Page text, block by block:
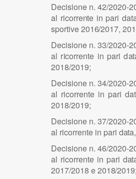
Decisione n.42/2020-2
al ricorrente in pari dat
sportive 2016/2017, 201
Decisione n. 33/2020-2
al ricorrente in pari dat
2018/2019;
Decisione n. 34/2020-2
al ricorrente in pari dat
2018/2019;
Decisione n. 37/2020-2
al ricorrente in pari data,
Decisione n.46/2020-2
al ricorrente in pari dat
2017/2018 e 2018/2019;